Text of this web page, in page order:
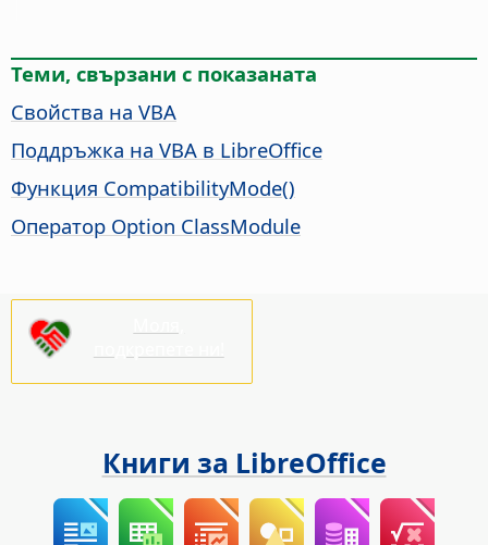
Теми, свързани с показаната
Свойства на VBA
Поддръжка на VBA в LibreOffice
Функция CompatibilityMode()
Оператор Option ClassModule
Книги за LibreOffice